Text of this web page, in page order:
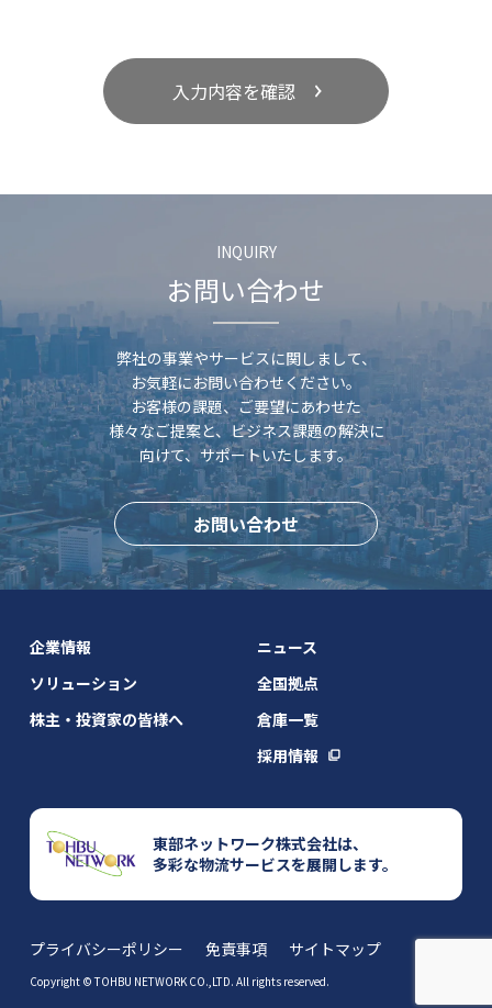
入力内容を確認
INQUIRY
お問い合わせ
弊社の事業やサービスに関しまして、
お気軽にお問い合わせください。
お客様の課題、ご要望にあわせた
様々なご提案と、ビジネス課題の解決に
向けて、サポートいたします。
お問い合わせ
企業情報
ソリューション
株主・投資家の皆様へ
ニュース
全国拠点
倉庫一覧
採用情報
東部ネットワーク株式会社は、
多彩な物流サービスを展開します。
プライバシーポリシー 免責事項 サイトマップ
Copyright © TOHBU NETWORK CO.,LTD. All rights reserved.